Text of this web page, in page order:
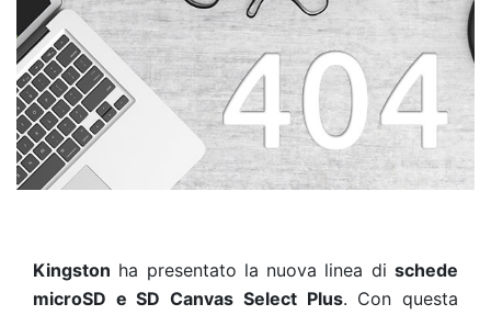
Kingston ha presentato la nuova linea di schede
microSD e SD Canvas Select Plus. Con questa